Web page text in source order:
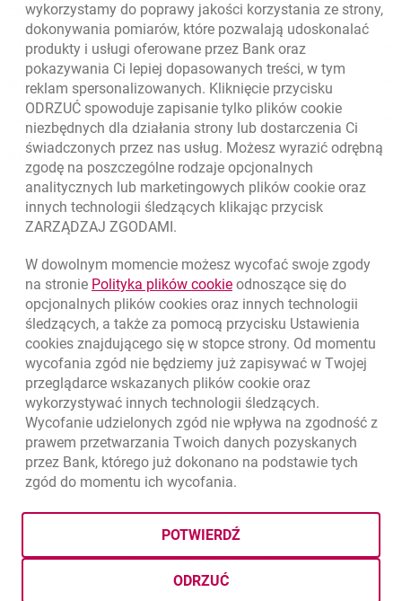
Złóż wniosek przez internet
Skontaktuj się ze Specjalistą
O banku
Odpowiedzialny biznes
Regulacje zewnętrzne
Ochrona danychotwiera się w nowej karcie
Ustawieniacookies
Mapa stronyotwiera się w nowej karcie
© Bank Millennium SA
wykorzystamy do poprawy jakości korzystania ze strony,
dokonywania pomiarów, które pozwalają udoskonalać
produkty i usługi oferowane przez Bank oraz
pokazywania Ci lepiej dopasowanych treści, w tym
reklam spersonalizowanych. Kliknięcie przycisku
ODRZUĆ spowoduje zapisanie tylko plików cookie
niezbędnych dla działania strony lub dostarczenia Ci
świadczonych przez nas usług. Możesz wyrazić odrębną
zgodę na poszczególne rodzaje opcjonalnych
analitycznych lub marketingowych plików cookie oraz
innych technologii śledzących klikając przycisk
ZARZĄDZAJ ZGODAMI.
W dowolnym momencie możesz wycofać swoje zgody
na stronie Polityka plików cookielink otwiera się w nowym
odnoszące się do
opcjonalnych plików cookies oraz innych technologii
śledzących, a także za pomocą przycisku Ustawienia
cookies znajdującego się w stopce strony. Od momentu
wycofania zgód nie będziemy już zapisywać w Twojej
przeglądarce wskazanych plików cookie oraz
wykorzystywać innych technologii śledzących.
Wycofanie udzielonych zgód nie wpływa na zgodność z
prawem przetwarzania Twoich danych pozyskanych
przez Bank, którego już dokonano na podstawie tych
zgód do momentu ich wycofania.
ODRZUĆ
POTWIERDŹ